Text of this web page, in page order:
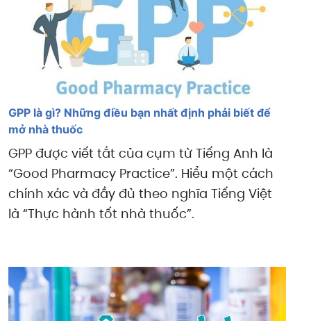
GPP là gì? Những điều bạn nhất định phải biết để
mở nhà thuốc
GPP được viết tắt của cụm từ Tiếng Anh là
“Good Pharmacy Practice”. Hiểu một cách
chính xác và đầy đủ theo nghĩa Tiếng Việt
là “Thực hành tốt nhà thuốc”.